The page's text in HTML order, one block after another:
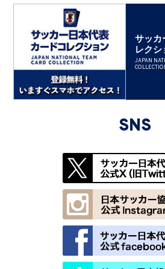
サッカ
レクシ
JAPAN
SNS